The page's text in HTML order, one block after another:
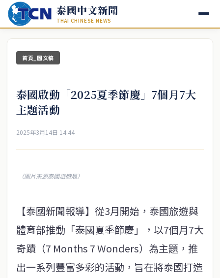
泰國中文新聞
THAI CHINESE NEWS
首頁_圖文稿
泰國啟動「2025夏季節慶」7個月7大
主題活動
2025年3月14日 14:44
（圖片來源泰國旅遊局）
【泰國新聞報導】從3月開始，泰國旅遊與
體育部推動「泰國夏季節慶」，以7個月7大
奇蹟（7 Months 7 Wonders）為主題，推
出一系列豐富多彩的活動，旨在將泰國打造